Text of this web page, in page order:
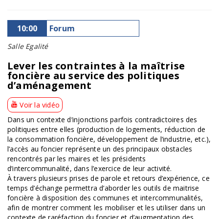
10:00 Forum
Salle Egalité
Lever les contraintes à la maîtrise
foncière au service des politiques
d’aménagement
Voir la vidéo
Dans un contexte d’injonctions parfois contradictoires des
politiques entre elles (production de logements, réduction de
la consommation foncière, développement de l’industrie, etc.),
l’accès au foncier représente un des principaux obstacles
rencontrés par les maires et les présidents
d’intercommunalité, dans l’exercice de leur activité.
À travers plusieurs prises de parole et retours d’expérience, ce
temps d’échange permettra d’aborder les outils de maitrise
foncière à disposition des communes et intercommunalités,
afin de montrer comment les mobiliser et les utiliser dans un